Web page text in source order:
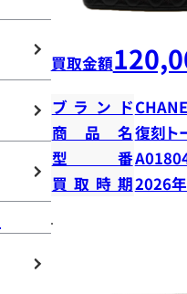
買取金額
ブランド
商品名復刻ト
型番
買取時期2026